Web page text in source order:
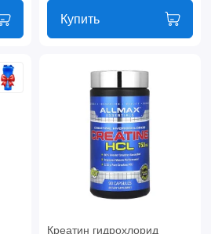
Купить
Креатин гидрохлорид